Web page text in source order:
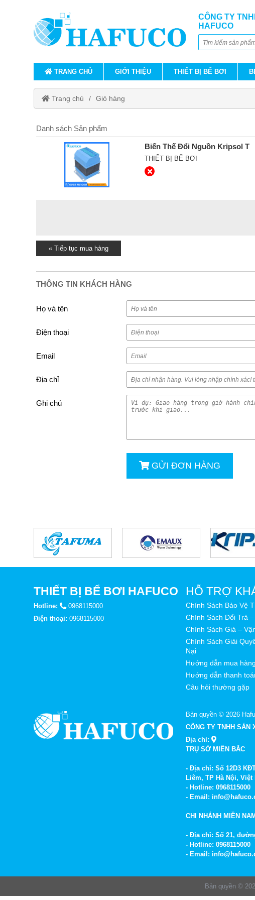
CÔNG TY
HAFUCO
TRANG CHỦ GIỚI THIỆU THIẾT BỊ BỂ BƠI
Trang chủ Giỏ hàng
Danh sách Sản phẩm
Biến Thế Đổi Nguồn Kripsol T
THIẾT BỊ BỂ BƠI
« Tiếp tục mua hàng
THÔNG TIN KHÁCH HÀNG
Họ và tên
Điện thoại
Email
Địa chỉ
Ghi chú
GỬI ĐƠN HÀNG
THIẾT BỊ BỂ BƠI HAFUCO
Hotline:
0968115000
Điện thoại: 0968115000
HỖ TRỢ
Chính Sách Bảo Vệ
Chính Sách Đổi Trả
Chính Sách Giá –
Chính Sách Giải
Nại
Hướng dẫn mua hàng
Hướng dẫn thanh
Câu hỏi thường gặp
Bản quyền © 2026
CÔNG TY TNHH SẢN
Địa chỉ:
TRỤ SỞ MIỀN BẮC
- Địa chỉ: Số 12D3
Liêm, TP Hà Nội, Việt
- Hotline: 0968115000
- Email:
CHI NHÁNH MIỀN
- Địa chỉ: Số 21,
- Hotline: 0968115000
- Email:
Bản quyền ©